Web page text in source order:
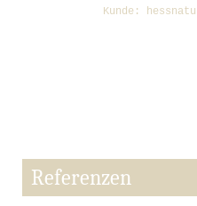
Kunde:
Referenzen